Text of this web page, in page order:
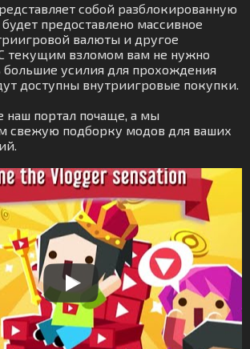
собой разблокированную
предоставлено массивное
валюты и другое
текущим взломом вам не нужно
большие усилия для прохождения
доступны внутриигровые покупки.
наш портал почаще, а мы
свежую подборку модов для ваших